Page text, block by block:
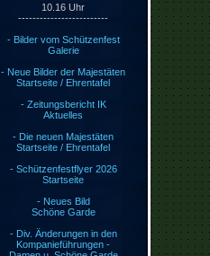
10.16 Uhr
-------------------------
- Bilder vom Schützenfest
Galerie
- Neue Bilder der Majestäten
Startseite / Ehrentafel
- Zeitungsbericht IK
Aktuelles
- Die neuen Majestäten
Startseite / Ehrentafel
- Schützenfestflyer 2026
Startseite
- Neues Bild
Schöne Garde
- Div. Änderungen in den
Kompanieführungen -